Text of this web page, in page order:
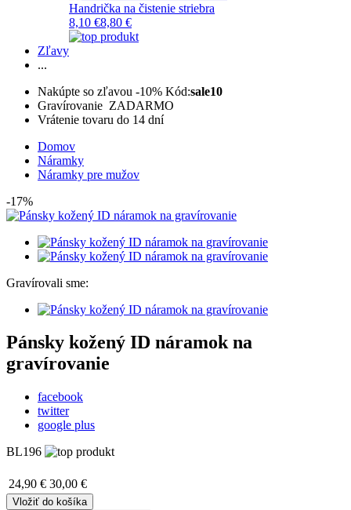
Handrička na čistenie striebra
8,10 €8,80 €
Zľavy
...
Nakúpte so zľavou -10% Kód:sale10
Gravírovanie ZADARMO
Vrátenie tovaru do 14 dní
Domov
Náramky
Náramky pre mužov
-17%
Gravírovali sme:
Pánsky kožený ID náramok na
gravírovanie
facebook
twitter
google plus
BL196
24,90 € 30,00 €
Vložiť do košíka